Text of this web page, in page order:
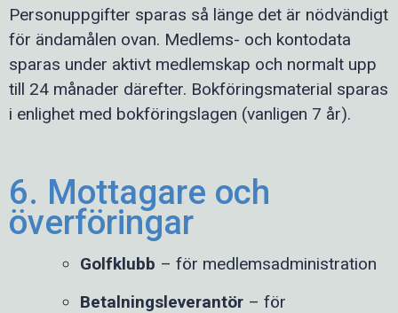
Personuppgifter sparas så länge det är nödvändigt
för ändamålen ovan. Medlems- och kontodata
sparas under aktivt medlemskap och normalt upp
till 24 månader därefter. Bokföringsmaterial sparas
i enlighet med bokföringslagen (vanligen 7 år).
6. Mottagare och
överföringar
Golfklubb – för medlemsadministration
Betalningsleverantör – för